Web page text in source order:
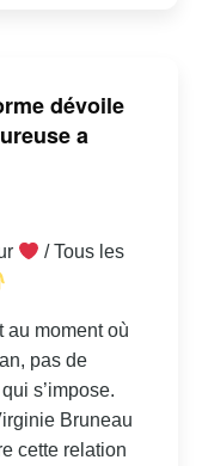
dévoile
a
/ Tous les
au moment où
pas de
s’impose.
Bruneau
cette relation